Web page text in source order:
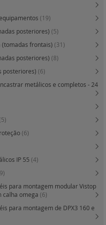
(19)
posteriores) (5)
(tomadas frontais) (31)
posteriores) (8)
posteriores) (6)
metálicos e completos - 24
(6)
IP 55 (4)
para montagem modular Vistop
calha omega (6)
para montagem de DPX3 160 e